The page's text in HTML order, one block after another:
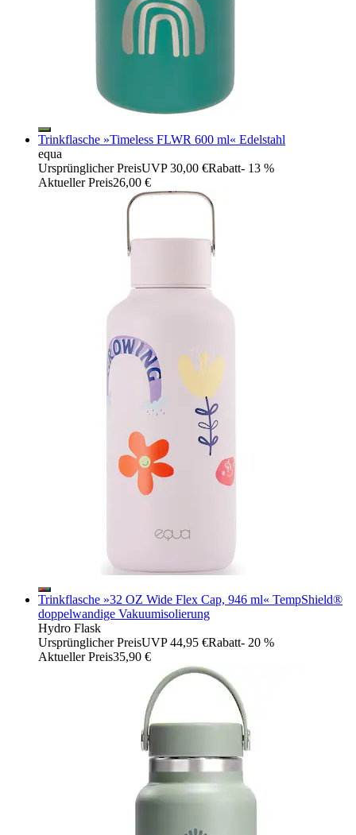
Trinkflasche »Timeless FLWR 600 ml« Edelstahl
equa
Ursprünglicher PreisUVP 30,00 €Rabatt- 13 %
Aktueller Preis26,00 €
Trinkflasche »32 OZ Wide Flex Cap, 946 ml« TempShield®️
doppelwandige Vakuumisolierung
Hydro Flask
Ursprünglicher PreisUVP 44,95 €Rabatt- 20 %
Aktueller Preis35,90 €